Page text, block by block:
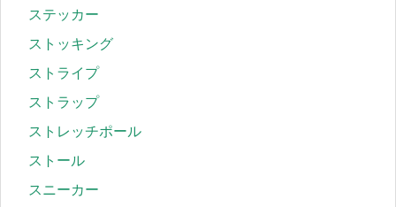
ステッカー
ストッキング
ストライプ
ストラップ
ストレッチポール
ストール
スニーカー